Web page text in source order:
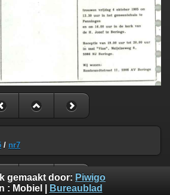
/ nr7
gemaakt door: Piwigo
: Mobiel Bureaublad